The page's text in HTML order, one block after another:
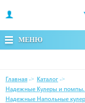
МЕНЮ
Главная -> Каталог ->
Надежные Кулеры и
Надежные Напольные